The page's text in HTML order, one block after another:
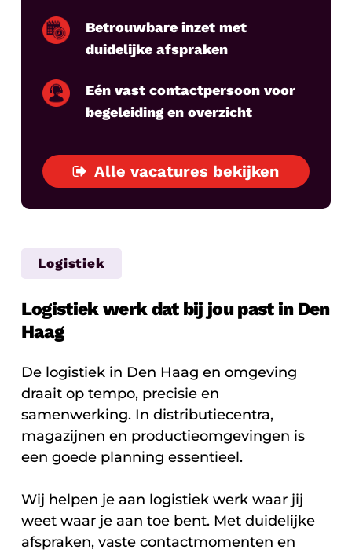
Betrouwbare inzet met
duidelijke afspraken
Eén vast contactpersoon voor
begeleiding en overzicht
Alle vacatures bekijken
Logistiek
Logistiek werk dat bij jou past in Den
Haag
De logistiek in Den Haag en omgeving
draait op tempo, precisie en
samenwerking. In distributiecentra,
magazijnen en productieomgevingen is
een goede planning essentieel.
Wij helpen je aan logistiek werk waar jij
weet waar je aan toe bent. Met duidelijke
afspraken, vaste contactmomenten en